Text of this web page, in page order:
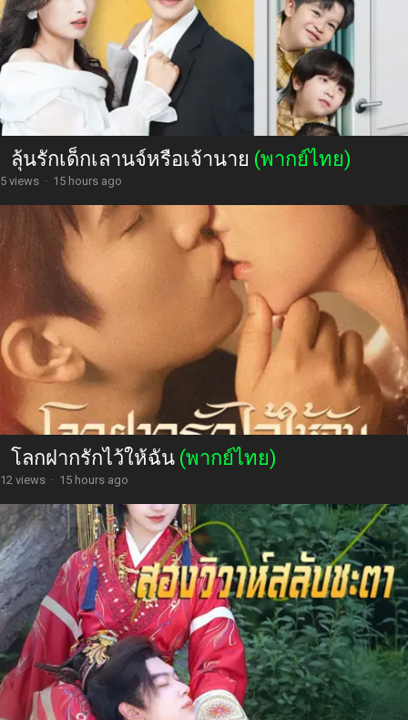
ลุ้นรักเด็กเลานจ์หรือเจ้านาย (พากย์ไทย)
5 views · 15 hours ago
โลกฝากรักไว้ให้ฉัน (พากย์ไทย)
12 views · 15 hours ago